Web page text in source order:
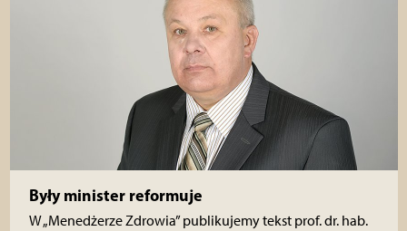
Były minister reformuje
W „Menedżerze Zdrowia” publikujemy tekst prof. dr. hab.